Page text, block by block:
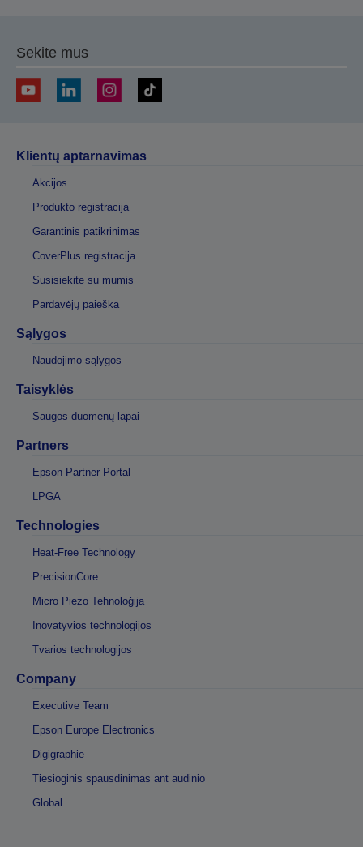
Sekite mus
Klientų aptarnavimas
Akcijos
Produkto registracija
Garantinis patikrinimas
CoverPlus registracija
Susisiekite su mumis
Pardavėjų paieška
Sąlygos
Naudojimo sąlygos
Taisyklės
Saugos duomenų lapai
Partners
Epson Partner Portal
LPGA
Technologies
Heat-Free Technology
PrecisionCore
Micro Piezo Tehnoloģija
Inovatyvios technologijos
Tvarios technologijos
Company
Executive Team
Epson Europe Electronics
Digigraphie
Tiesioginis spausdinimas ant audinio
Global